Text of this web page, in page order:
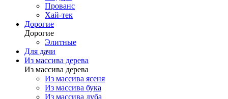
Прованс
Хай-тек
Дорогие
Дорогие
Элитные
Для дачи
Из массива дерева
Из массива дерева
Из массива ясеня
Из массива бука
Из массива дуба